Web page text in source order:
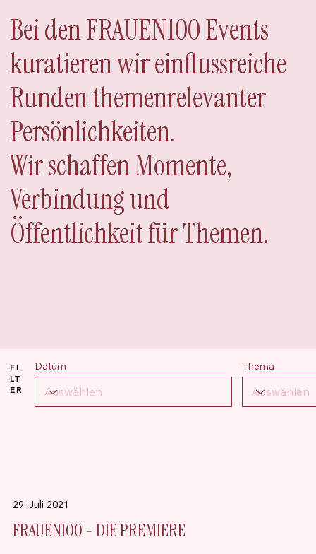
Bei den FRAUEN100 Events
kuratieren wir einflussreiche
Runden themenrelevanter
Persönlichkeiten.
Wir schaffen Momente,
Verbindung und
Öffentlichkeit für Themen.
FI
LT
ER
Datum Thema
29. Juli 2021
FRAUEN100 - DIE PREMIERE